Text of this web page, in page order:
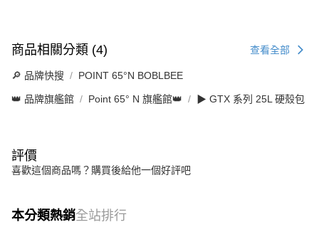
商品相關分類 (4) 查看全部
🔎 品牌快搜 POINT 65°N BOBLBEE
👑 品牌旗艦館 Point 65° N 旗艦館👑 ▶ GTX 系列 25L 硬殼包
評價
喜歡這個商品嗎？購買後給他一個好評吧
本分類熱銷全站排行